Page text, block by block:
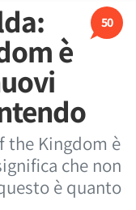
50
è
the Kingdom è
che non
è quanto